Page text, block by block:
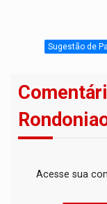
Sugestão de
Acesse sua